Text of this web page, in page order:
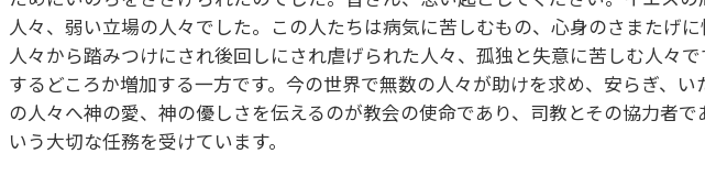
人々、弱い立場の人々でした。この人たちは病気に苦しむもの、心身のさまたげに
人々から踏みつけにされ後回しにされ虐げられた人々、孤独と失意に苦しむ人々
するどころか増加する一方です。今の世界で無数の人々が助けを求め、安らぎ、い
の人々へ神の愛、神の優しさを伝えるのが教会の使命であり、司教とその協力者
いう大切な任務を受けています。